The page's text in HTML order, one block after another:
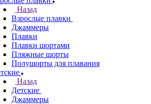
Назад
Взрослые плавки
Джаммеры
Плавки
Плавки шортами
Пляжные шорты
Полушорты для плавания
Назад
Детские
Джаммеры